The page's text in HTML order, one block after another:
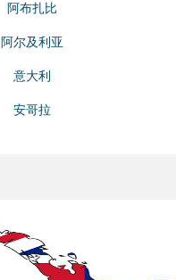
阿布扎比
阿尔及利亚
意大利
安哥拉